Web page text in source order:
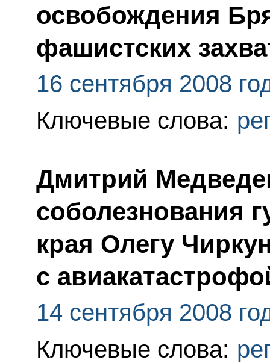
освобождения
фашистских
16 сентября 2008
Ключевые слова:
Дмитрий
соболезнования
края Олегу
с
14 сентября 2008
Ключевые слова: